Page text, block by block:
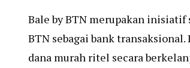
Bale by BTN merupakan
BTN sebagai bank
dana murah ritel secara